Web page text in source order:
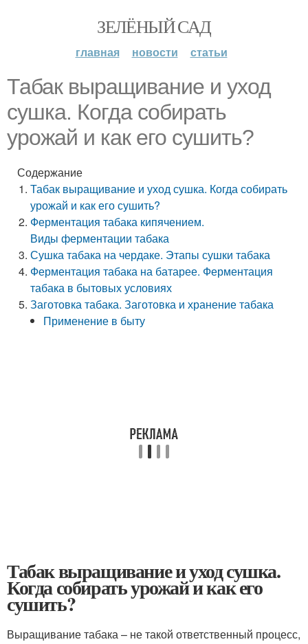
ЗЕЛЁНЫЙ САД
главная новости статьи
Табак выращивание и уход
сушка. Когда собирать
урожай и как его сушить?
Содержание
Табак выращивание и уход сушка. Когда собирать
урожай и как его сушить?
Ферментация табака кипячением.
Виды ферментации табака
Сушка табака на чердаке. Этапы сушки табака
Ферментация табака на батарее. Ферментация
табака в бытовых условиях
Заготовка табака. Заготовка и хранение табака
Применение в быту
Табак выращивание и уход сушка.
Когда собирать урожай и как его
сушить?
Выращивание табака – не такой ответственный процесс,